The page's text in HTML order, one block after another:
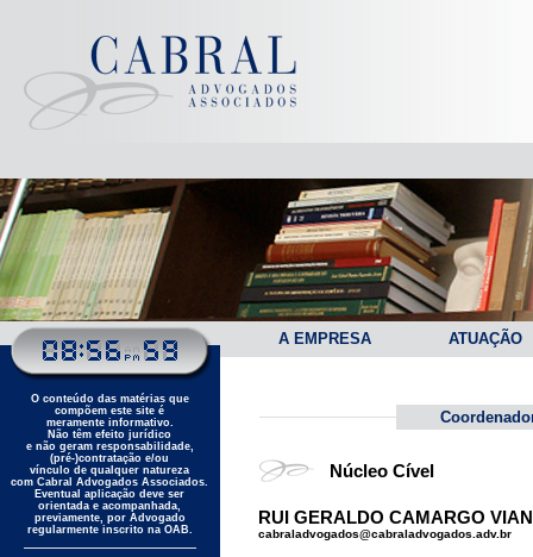
A EMPRESA ATUAÇÃO
O conteúdo das matérias que
compõem este site é
meramente informativo.
Não têm efeito jurídico
e não geram responsabilidade,
(pré-)contratação e/ou
vínculo de qualquer natureza
com Cabral Advogados Associados.
Eventual aplicação deve ser
orientada e acompanhada,
previamente, por Advogado
regularmente inscrito na OAB.
Núcleo Cível
RUI GERALDO CAMARGO
cabraladvogados@cabraladvogados.adv.br